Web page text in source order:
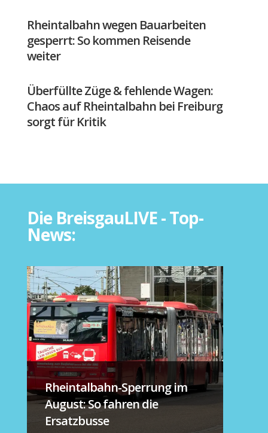
Rheintalbahn wegen Bauarbeiten
gesperrt: So kommen Reisende
weiter
Überfüllte Züge & fehlende Wagen:
Chaos auf Rheintalbahn bei Freiburg
sorgt für Kritik
Die BreisgauLIVE - Top-
News:
Rheintalbahn-Sperrung im
August: So fahren die
Ersatzbusse